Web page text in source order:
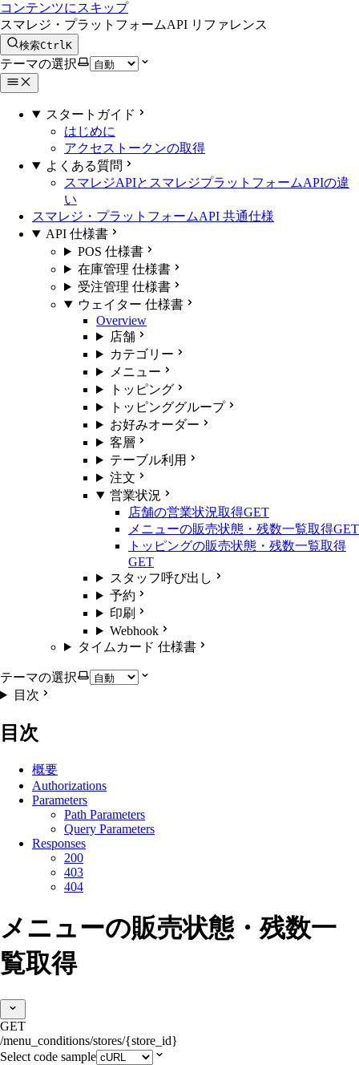
コンテンツにスキップ
スマレジ・プラットフォームAPI リファレンス
検索CtrlK
テーマの選択
スタートガイド
はじめに
アクセストークンの取得
よくある質問
スマレジAPIとスマレジプラットフォームAPIの違
い
スマレジ・プラットフォームAPI 共通仕様
API 仕様書
POS 仕様書
在庫管理 仕様書
受注管理 仕様書
ウェイター 仕様書
Overview
店舗
カテゴリー
メニュー
トッピング
トッピンググループ
お好みオーダー
客層
テーブル利用
注文
営業状況
店舗の営業状況取得GET
メニューの販売状態・残数一覧取得GET
トッピングの販売状態・残数一覧取得
GET
スタッフ呼び出し
予約
印刷
Webhook
タイムカード 仕様書
テーマの選択
目次
目次
概要
Authorizations
Parameters
Path Parameters
Query Parameters
Responses
200
403
404
メニューの販売状態・残数一
覧取得
GET
/menu_conditions/stores/{store_id}
Select code sample